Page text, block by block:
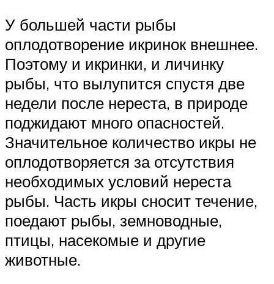
У большей части рыбы
оплодотворение икринок внешнее.
Поэтому и икринки, и личинку
рыбы, что вылупится спустя две
недели после нереста, в природе
поджидают много опасностей.
Значительное количество икры не
оплодотворяется за отсутствия
необходимых условий нереста
рыбы. Часть икры сносит течение,
поедают рыбы, земноводные,
птицы, насекомые и другие
животные.